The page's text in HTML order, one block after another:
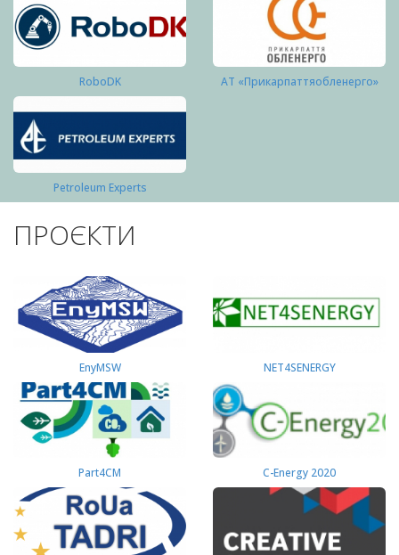
RoboDK АТ «Прикарпаттяобленерго»
Petroleum Experts
ПРОЄКТИ
EnyMSW NET4SENERGY
Part4СМ C-Energy 2020